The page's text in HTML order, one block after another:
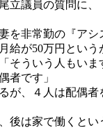
立議員の質問に
を非常勤の『ア
給が50万円という
そういう人もいま
者です」
が、４人は配偶者
後は家で働くと